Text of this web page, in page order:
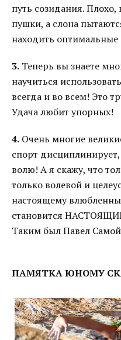
путь созидания.
пушки, а слона
находить оптимальные
3. Теперь вы знаете
научиться
всегда и во всем! Это
Удача любит упорных!
4. Очень многие
спорт
волю! А я скажу, что
только волевой и
настоящему
становится
Таким был Павел
ПАМЯТКА ЮНОМУ